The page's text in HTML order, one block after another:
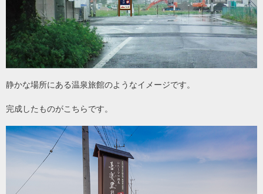
静かな場所にある温泉旅館のようなイメージです。
完成したものがこちらです。